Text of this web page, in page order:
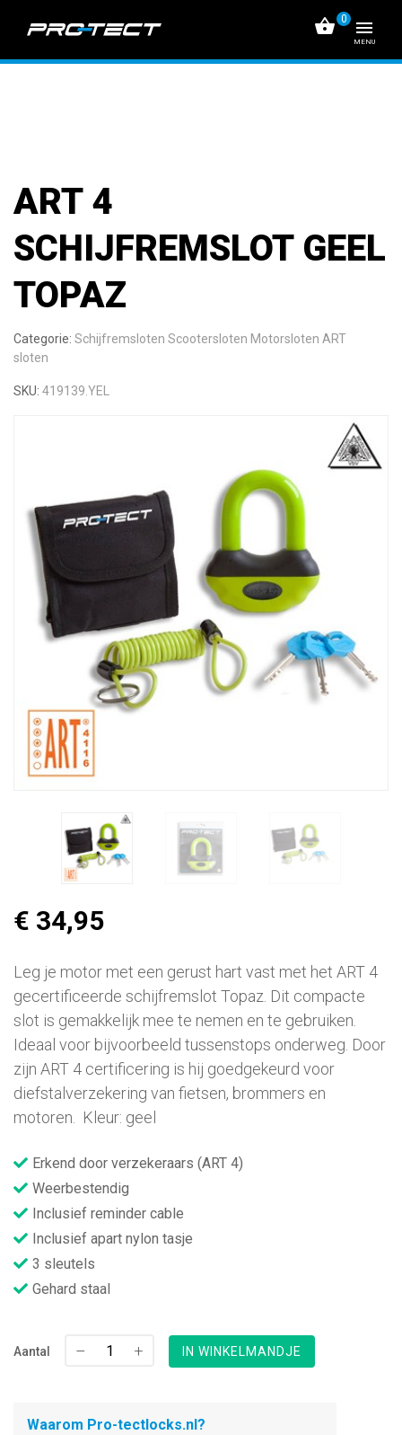
MENU
0
ART 4
SCHIJFREMSLOT GEEL
TOPAZ
Categorie: Schijfremsloten Scootersloten Motorsloten ART
sloten
SKU: 419139.YEL
€ 34,95
Leg je motor met een gerust hart vast met het ART 4
gecertificeerde schijfremslot Topaz. Dit compacte
slot is gemakkelijk mee te nemen en te gebruiken.
Ideaal voor bijvoorbeeld tussenstops onderweg. Door
zijn ART 4 certificering is hij goedgekeurd voor
diefstalverzekering van fietsen, brommers en
motoren. Kleur: geel
Erkend door verzekeraars (ART 4)
Weerbestendig
Inclusief reminder cable
Inclusief apart nylon tasje
3 sleutels
Gehard staal
Aantal – + IN WINKELMANDJE
Waarom Pro-tectlocks.nl?